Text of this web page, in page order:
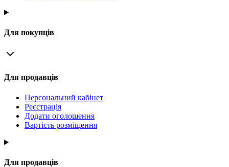
Для покупців
Для продавців
Персональний кабінет
Реєстрація
Додати оголошення
Вартість розміщення
Для продавців